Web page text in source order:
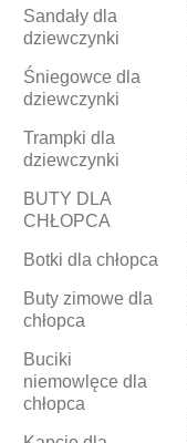
Sandały dla
dziewczynki
Śniegowce dla
dziewczynki
Trampki dla
dziewczynki
BUTY DLA
CHŁOPCA
Botki dla chłopca
Buty zimowe dla
chłopca
Buciki
niemowlęce dla
chłopca